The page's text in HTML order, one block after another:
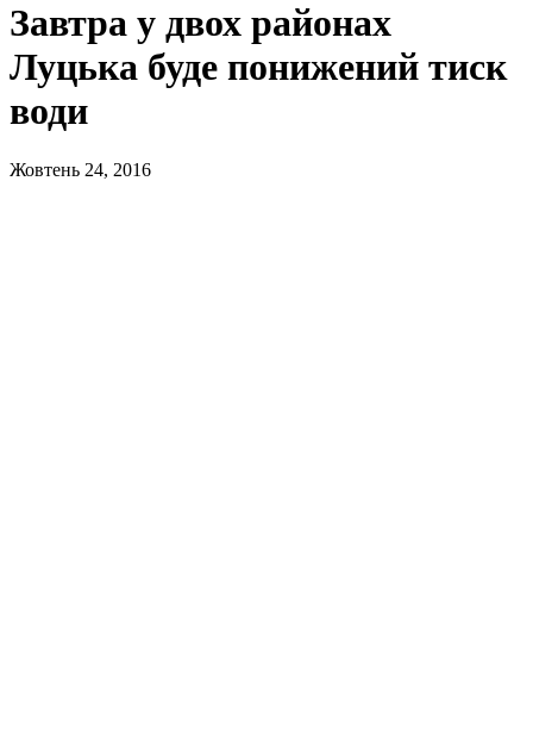
Завтра у двох районах
Луцька буде понижений тиск
води
Жовтень 24, 2016